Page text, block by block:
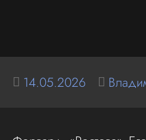
14.05.2026